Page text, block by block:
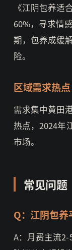
《江阴包养适
60%，寻求情
期，包养成缓
险。
区域需求热点
需求集中黄田
热点，2024年
市场。
常见问题
Q：江阴包养
A：月费主流2-